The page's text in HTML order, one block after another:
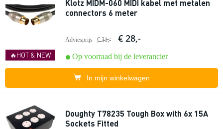
🔥HOT & NEW
Klotz MIDM-060 MIDI kabel met metalen
connectors 6 meter
Adviesprijs € 31,- € 28,-
Op voorraad bij de leverancier
In mijn winkelwagen
Doughty T78235 Tough Box with 6x 15A
Sockets Fitted